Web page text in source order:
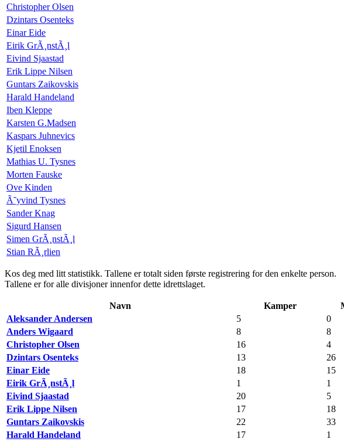
Christopher Olsen
Dzintars Osenteks
Einar Eide
Eirik GrÃ¸nstÃ¸l
Eivind Sjaastad
Erik Lippe Nilsen
Guntars Zaikovskis
Harald Handeland
Iben Kleppe
Karsten G.Madsen
Kaspars Juhnevics
Kjetil Enoksen
Mathias U. Tysnes
Morten Fauske
Ove Kinden
Ã˜yvind Tysnes
Sander Knag
Sigurd Hansen
Simen GrÃ¸nstÃ¸l
Stian RÃ¸rlien
Kos deg med litt statistikk. Tallene er totalt siden første registrering for den enkelte person.
Tallene er for alle divisjoner innenfor dette idrettslaget.
Navn Kamper
Aleksander Andersen 5 0
Anders Wigaard
8 8
Christopher Olsen
16 4
Dzintars Osenteks
13 26
Einar Eide
18 15
Eirik GrÃ¸nstÃ¸l
1 1
Eivind Sjaastad
20 5
Erik Lippe Nilsen
17 18
Guntars Zaikovskis
22 33
Harald Handeland
17 1